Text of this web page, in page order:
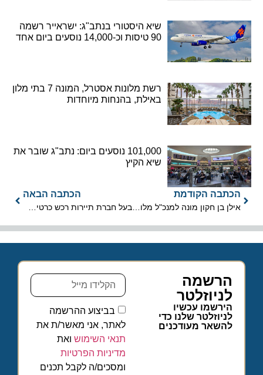
שיא היסטורי בנתב"ג: ישראייר רשמה
90 טיסות וכ-14,000 נוסעים ביום אחד
רשת מלונות אסטרל, המונה 7 בתי מלון
באילת, בהנחות מיוחדות
101,000 נוסעים ביום: נתב"ג שובר את
שיא הקיץ
הכתבה הקודמת הכתבה הבאה
הרשמה
לניוזלטר
הירשמו עכשיו
לניוזלטר שלנו כדי
להשאר מעודכנים
בביצוע ההרשמה
לאתר, אני מאשר/ת את
תנאי השימוש ואת
מדיניות הפרטיות
ומסכים/ה לקבל תכנים